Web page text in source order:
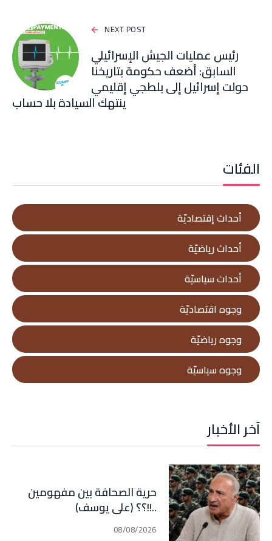
NEXT POST
رئيس عمليات الجيش الإسرائيلي
السابق: أضعف حكومة بتاريخنا
حولت إسرائيل إلى بلطجي إقليمي
ينتهك السيادة بلا حساب
الفئات
أحداث إقتصاديّة
أحداث رياضيّة
أحداث سياسيّة
وجوه اقتصاديّة
وجوه رياضيّة
وجوه سياسيّة
آخر الأخبار
حرية الصحافة بين مفهومين
..!!؟؟ (علي يوسف)
08/08/2026